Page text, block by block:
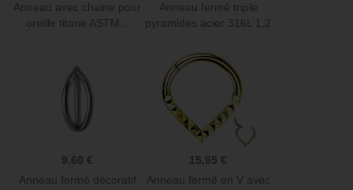
Anneau avec chaine pour
oreille titane ASTM...
Anneau fermé triple
pyramides acier 316L 1,2
9,60 €
Anneau fermé décoratif
15,95 €
Anneau fermé en V avec